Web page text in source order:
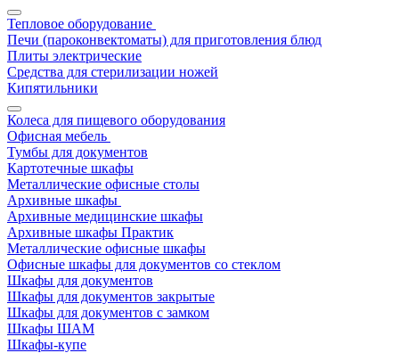
Тепловое оборудование
Печи (пароконвектоматы) для приготовления блюд
Плиты электрические
Средства для стерилизации ножей
Кипятильники
Колеса для пищевого оборудования
Офисная мебель
Тумбы для документов
Картотечные шкафы
Металлические офисные столы
Архивные шкафы
Архивные медицинские шкафы
Архивные шкафы Практик
Металлические офисные шкафы
Офисные шкафы для документов со стеклом
Шкафы для документов
Шкафы для документов закрытые
Шкафы для документов с замком
Шкафы ШАМ
Шкафы-купе